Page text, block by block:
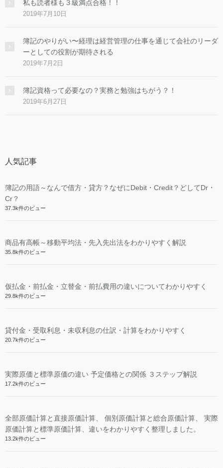
私も読者様も３級満点合格！！
2019年7月10日
簿記のやりがい〜経理は経営管理の仕事を通じて会社のリーダ
ーとしての役割が期待される
2019年7月2日
簿記資格って必要なの？実務と勉強はちがう？！
2019年6月27日
人気記事
簿記の用語～なんで借方・貸方？なぜにDebit・Credit？どしてDr・
Cr？
37.3k件のビュー
商品有高帳～移動平均法・先入先出法をわかりやすく解説
35.8k件のビュー
仮払金・前払金・立替金・前払費用の違いについてわかりやすく
29.8k件のビュー
貸付金・受取利息・未収利息の仕訳・計算をわかりやすく
20.7k件のビュー
実際原価と標準原価の違い 予定価格との関係 ３ステップ解説
17.2k件のビュー
全部原価計算と直接原価計算、 個別原価計算と総合原価計算、 実際
原価計算と標準原価計算、違いをわかりやすく整理しました。
13.2k件のビュー